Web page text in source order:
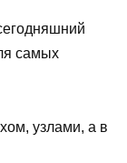
самых
узлами, а в